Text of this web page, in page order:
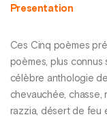
Presentation
Ces Cinq poèmes
poèmes, plus connus
célèbre anthologie
chevauchée, chasse,
razzia, désert de feu